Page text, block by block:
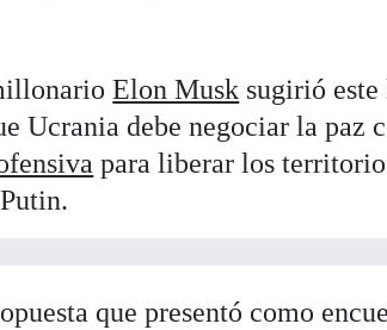
Elon Musk sugirió este
Ucrania debe negociar la paz
para liberar los
que presentó como